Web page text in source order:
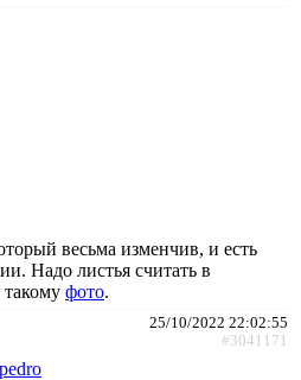
весьма изменчив, и есть
Надо листья считать в
фото.
25/10/2022 22:02:55
#3041171